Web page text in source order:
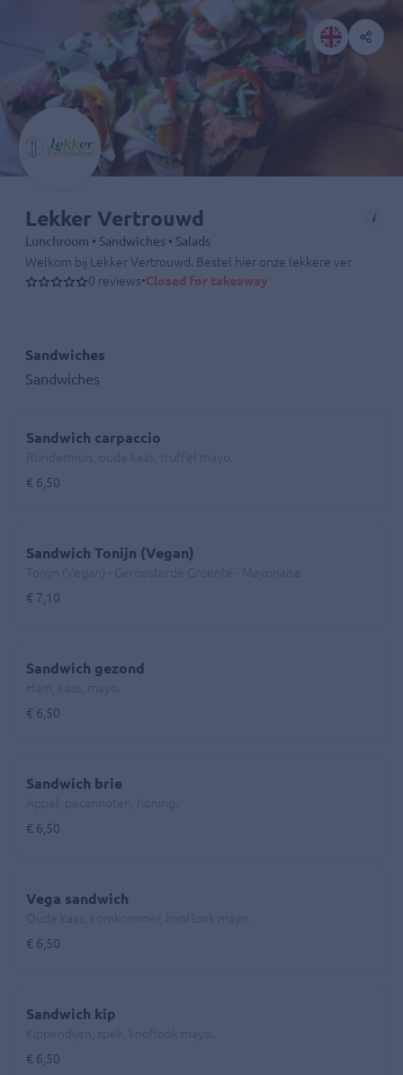
Lekker Vertrouwd
Lunchroom • Sandwiches • Salads
Welkom bij Lekker Vertrouwd. Bestel hier onze lekkere vers
0 reviews•Closed for takeaway
Sandwiches
Sandwiches
Sandwich carpaccio
€ 6,50
Sandwich Tonijn (Vegan)
€ 7,10
Sandwich gezond
€ 6,50
Sandwich brie
€ 6,50
Vega sandwich
€ 6,50
Sandwich kip
€ 6,50